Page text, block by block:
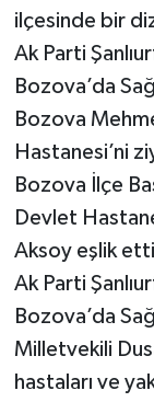
ilçesinde bir
Ak Parti
Bozova’da
Bozova
Hastanesi’ni
Bozova İlçe
Devlet
Aksoy eşlik
Ak Parti
Bozova’da
Milletvekili
hastaları ve